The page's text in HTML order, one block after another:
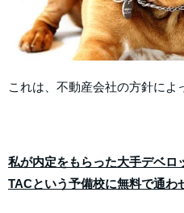
これは、不動産会社の方針によ
私が内定をもらった大手デベロ
TACという予備校に無料で通わ